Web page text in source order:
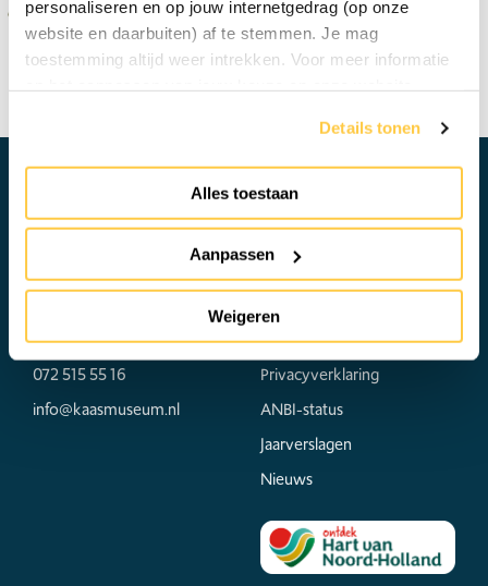
personaliseren en op jouw internetgedrag (op onze
website en daarbuiten) af te stemmen. Je mag
toestemming altijd weer intrekken. Voor meer informatie
Details tonen
Alles toestaan
Aanpassen
Weigeren
Wist je dat kaas al duizenden jaren wordt bereid?
De Assyriërs en Babyloniërs maakten 7000 jaar
geleden al kaas… Over oude kaas gesproken.
Contact
072 515 55 16
info@kaasmuseum.nl
Ga naar
Over ons
Bezoekersvoorwaarden
Privacyverklaring
ANBI-status
Jaarverslagen
Nieuws